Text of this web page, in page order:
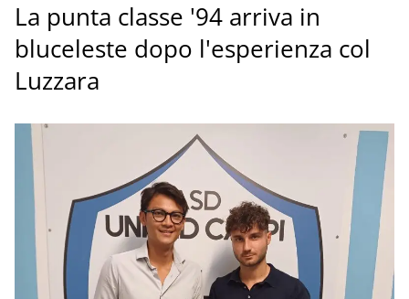
La punta classe '94 arriva in
bluceleste dopo l'esperienza col
Luzzara